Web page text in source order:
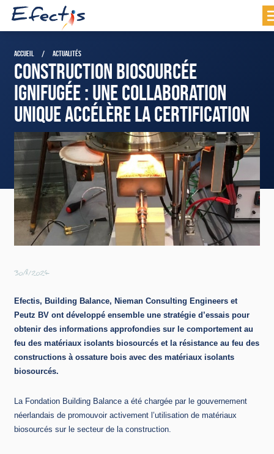
ACCUEIL ACTUALITÉS
CONSTRUCTION BIOSOURCÉE
IGNIFUGÉE : UNE COLLABORATION
UNIQUE ACCÉLÈRE LA CERTIFICATION
30/8/2024
Efectis, Building Balance, Nieman Consulting Engineers et
Peutz BV ont développé ensemble une stratégie d’essais pour
obtenir des informations approfondies sur le comportement au
feu des matériaux isolants biosourcés et la résistance au feu des
constructions à ossature bois avec des matériaux isolants
biosourcés.
La Fondation Building Balance a été chargée par le gouvernement
néerlandais de promouvoir activement l’utilisation de matériaux
biosourcés sur le secteur de la construction.